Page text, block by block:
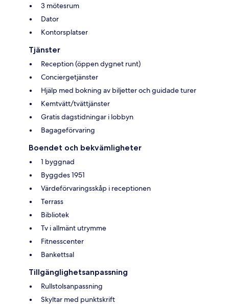
3 mötesrum
Dator
Kontorsplatser
Tjänster
Reception (öppen dygnet runt)
Conciergetjänster
Hjälp med bokning av biljetter och guidade turer
Kemtvätt/tvättjänster
Gratis dagstidningar i lobbyn
Bagageförvaring
Boendet och bekvämligheter
1 byggnad
Byggdes 1951
Värdeförvaringsskåp i receptionen
Terrass
Bibliotek
Tv i allmänt utrymme
Fitnesscenter
Bankettsal
Tillgänglighetsanpassning
Rullstolsanpassning
Skyltar med punktskrift